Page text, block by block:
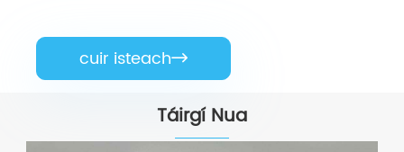
cuir isteach
Táirgí Nua